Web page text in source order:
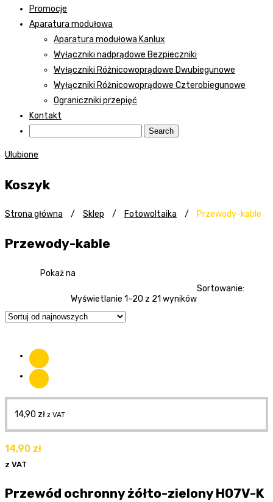
Promocje
Aparatura modułowa
Aparatura modułowa Kanlux
Wyłączniki nadprądowe Bezpieczniki
Wyłączniki Różnicowoprądowe Dwubiegunowe
Wyłączniki Różnicowoprądowe Czterobiegunowe
Ograniczniki przepięć
Kontakt
Ulubione
Koszyk
Strona główna / Sklep / Fotowoltaika / Przewody-kable
Przewody-kable
Pokaż na
Wyświetlanie 1–20 z 21 wyników
Sortowanie:
14,90 zł z VAT
14,90 zł
z VAT
Przewód ochronny żółto-zielony H07V-K